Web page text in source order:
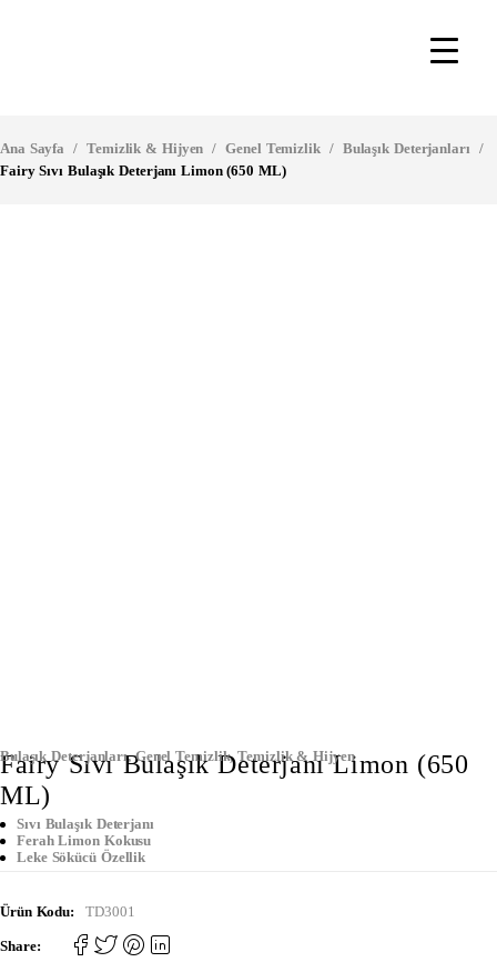
Ana Sayfa / Temizlik & Hijyen / Genel Temizlik / Bulaşık Deterjanları /
Fairy Sıvı Bulaşık Deterjanı Limon (650 ML)
Bulaşık Deterjanları,Genel Temizlik,Temizlik & Hijyen
Fairy Sıvı Bulaşık Deterjanı Limon (650
ML)
Sıvı Bulaşık Deterjanı
Ferah Limon Kokusu
Leke Sökücü Özellik
Ürün Kodu: TD3001
Share: